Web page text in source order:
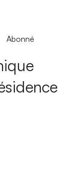
Abonné